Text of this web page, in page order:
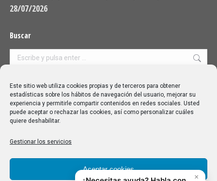
Este sitio web utiliza cookies propias y de terceros para obtener
estadísticas sobre los hábitos de navegación del usuario, mejorar su
experiencia y permitirle compartir contenidos en redes sociales. Usted
puede aceptar o rechazar las cookies, así como personalizar cuáles
quiere deshabilitar.
Gestionar los servicios
Aceptar cookies
28/07/2026
Buscar
Buscar:
Aviso Legal|Política de privacidad|Política de cookies